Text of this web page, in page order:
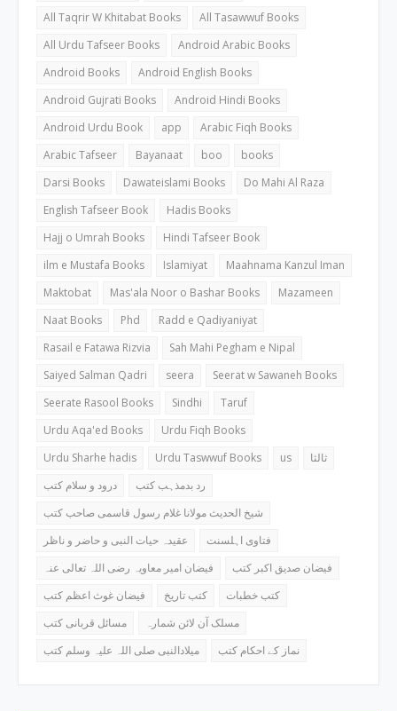
All Taqrir W Khitabat Books
All Tasawwuf Books
All Urdu Tafseer Books
Android Arabic Books
Android Books
Android English Books
Android Gujrati Books
Android Hindi Books
Android Urdu Book
app
Arabic Fiqh Books
Arabic Tafseer
Bayanaat boo
books
Darsi Books
Dawateislami Books
Do Mahi Al Raza
English Tafseer Book
Hadis Books
Hajj o Umrah Books
Hindi Tafseer Book
ilm e Mustafa Books
Islamiyat
Maahnama Kanzul Iman
Maktobat
Mas'ala Noor o Bashar Books
Mazameen
Naat Books
Phd
Radd e Qadiyaniyat
Rasail e Fatawa Rizvia
Sah Mahi Pegham e Nipal
Saiyed Salman Qadri
seera
Seerat w Sawaneh Books
Seerate Rasool Books
Sindhi
Taruf
Urdu Aqa'ed Books
Urdu Fiqh Books
Urdu Sharhe hadis
Urdu Taswwuf Books us
ثالثا
درود و سلام کتب
رد بدمذہب کتب
شیخ الحدیث مولانا غلام رسول قاسمی صاحب کتب
عقیدہ حیات النبی و حاضر و ناظر
فتاوی اہلسنت
فیضان امیر معاویہ رضی اللہ تعالی عنہ
فیضان صدیق اکبر کتب
فیضان غوث اعظم کتب
کتب تاریخ
کتب خطبات
مسائل قربانی کتب
مسلک آن لائن شمارہ
میلادالنبی صلی اللہ علیہ وسلم کتب
نماز کے احکام کتب